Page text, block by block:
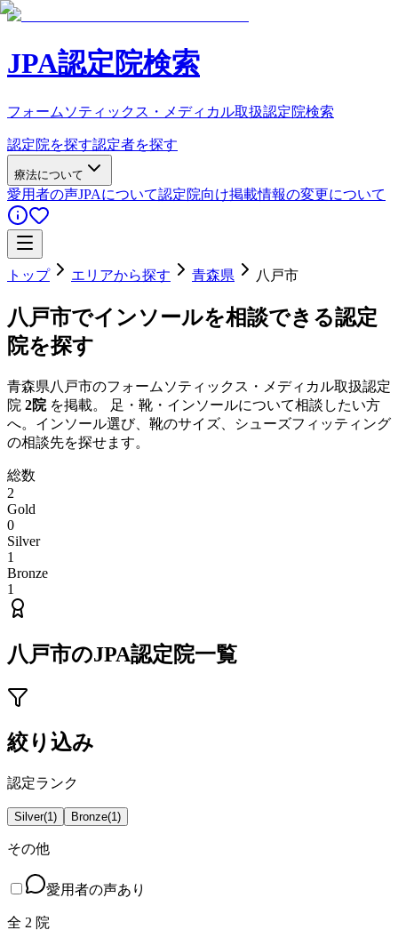
JPA認定院検索
フォームソティックス・メディカル取扱認定院検索
認定院を探す認定者を探す
療法について
愛用者の声JPAについて認定院向け掲載情報の変更について
トップ エリアから探す 青森県 八戸市
八戸市でインソールを相談できる認定
院を探す
青森県八戸市のフォームソティックス・メディカル取扱認定
院 2院を掲載。 足・靴・インソールについて相談したい方
へ。インソール選び、靴のサイズ、シューズフィッティング
の相談先を探せます。
総数
2
Gold
0
Silver
1
Bronze
1
八戸市のJPA認定院一覧
絞り込み
認定ランク
Silver(1) Bronze(1)
その他
愛用者の声あり
全 2 院